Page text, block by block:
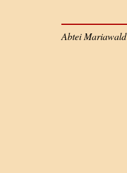
Abtei Mariawald